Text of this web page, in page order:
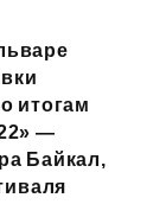
итогам
—
Байкал,